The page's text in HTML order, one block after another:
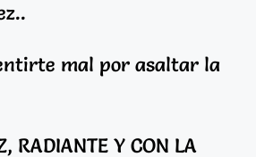
mal por asaltar la
RADIANTE Y CON LA